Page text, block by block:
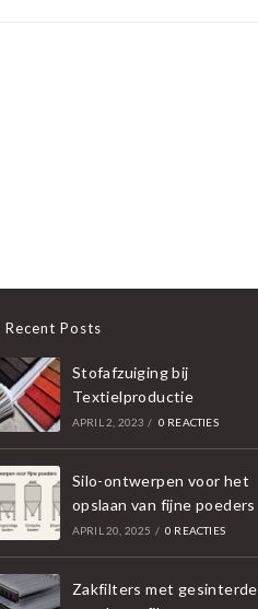
Recent Posts
Stofafzuiging bij
Textielproductie
APRIL 2, 2023 / 0 REACTIES
Silo-ontwerpen voor het
opslaan van fijne poeders
APRIL 20, 2025 / 0 REACTIES
Zakfilters met gesinterde